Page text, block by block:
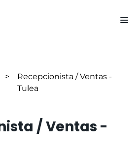
>
Recepcionista / Ventas -
Tulea
/ Ventas -